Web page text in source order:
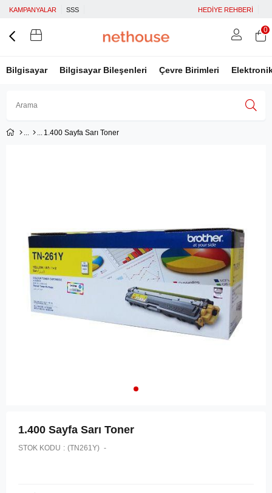
KAMPANYALAR SSS HEDİYE REHBERİ
Bilgisayar Bilgisayar Bileşenleri Çevre Birimleri
Üye Girişi
0
1.400 Sayfa Sarı Toner
1.400 Sayfa Sarı Toner
STOK KODU (TN261Y)